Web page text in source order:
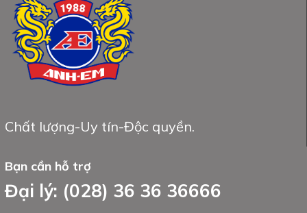
Chất lượng-Uy tín-Độc quyền.
Bạn cần hỗ trợ
Đại lý: (028) 36 36 36666